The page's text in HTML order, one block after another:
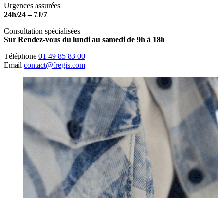
Urgences assurées
24h/24 – 7J/7
Consultation spécialisées
Sur Rendez-vous du lundi au samedi de 9h à 18h
Téléphone 01 49 85 83 00
Email contact@fregis.com